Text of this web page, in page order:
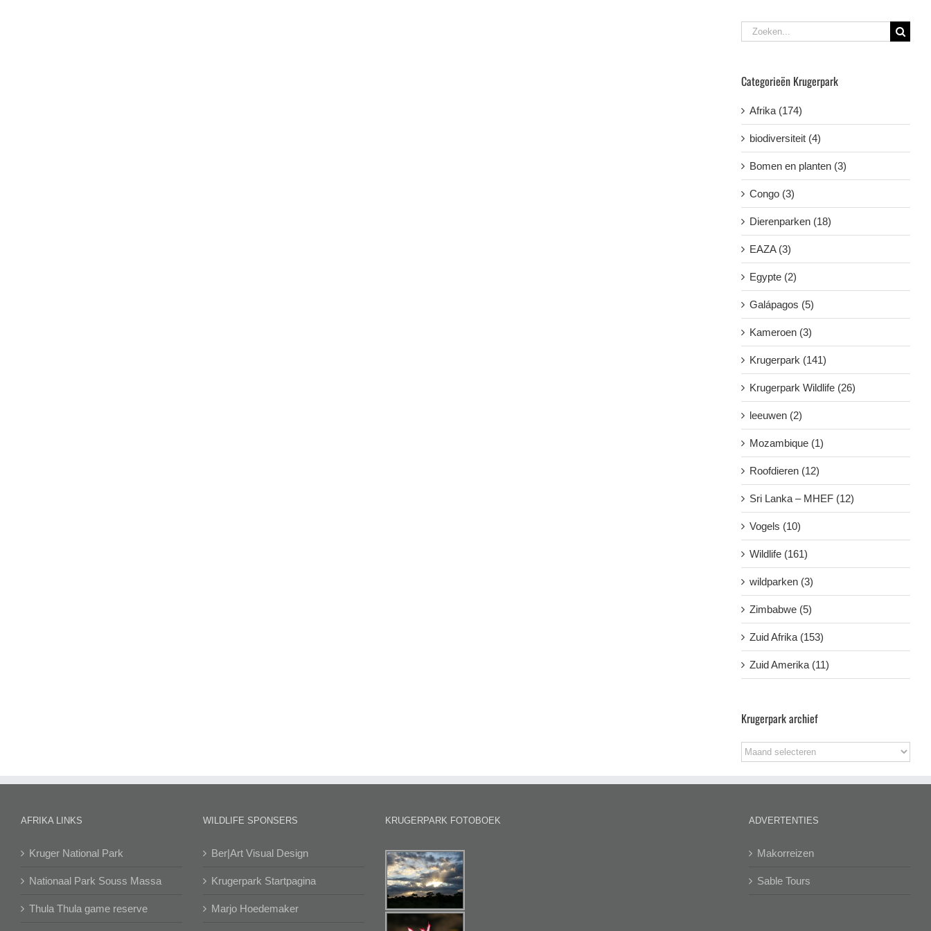
Zoeken
naar:
Categorieën Krugerpark
Afrika (174)
biodiversiteit (4)
Bomen en planten (3)
Congo (3)
Dierenparken (18)
EAZA (3)
Egypte (2)
Galápagos (5)
Kameroen (3)
Krugerpark (141)
Krugerpark Wildlife (26)
leeuwen (2)
Mozambique (1)
Roofdieren (12)
Sri Lanka – MHEF (12)
Vogels (10)
Wildlife (161)
wildparken (3)
Zimbabwe (5)
Zuid Afrika (153)
Zuid Amerika (11)
Krugerpark archief
Krugerpark
archief
AFRIKA LINKS
Kruger National Park
Nationaal Park Souss Massa
Thula Thula game reserve
WILDLIFE SPONSERS
Ber|Art Visual Design
Krugerpark Startpagina
Marjo Hoedemaker
KRUGERPARK FOTOBOEK ADVERTENTIES
Makorreizen
Sable Tours